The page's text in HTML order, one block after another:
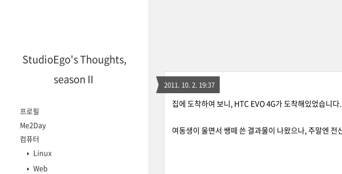
StudioEgo's Thoughts,
seasonⅡ
프로필
Me2Day
컴퓨터
Linux
Web
2011. 10. 2. 19:37
집에 도착하여 보니, HTC EVO 4G가 도착해있었습니다.
여동생이 울면서 쌩떼 쓴 결과물이 나왔으나, 주말엔